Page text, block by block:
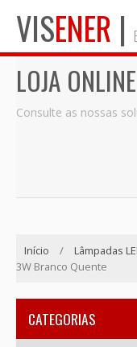
VISENER |
INÍCIO
SERVIÇOS
BLOG
MAPA DO SITE
LOJA ONLINE
Consulte as nossas
Início / Lâmpadas
3W Branco Quente
CATEGORIAS